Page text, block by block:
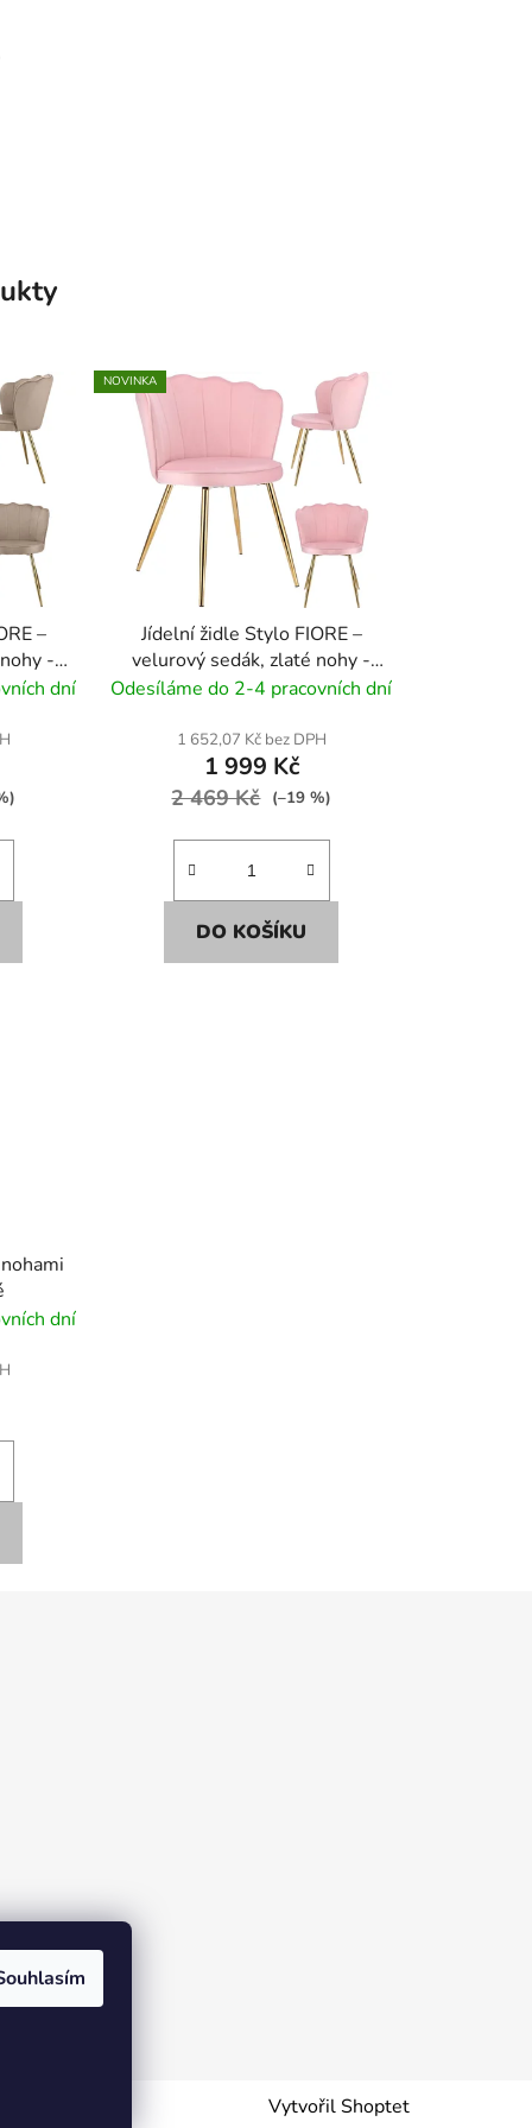
–
-
dní
NOVINKA
Jídelní židle Stylo FIORE –
velurový sedák, zlaté nohy -
růžové
Odesíláme do 2-4 pracovních dní
1 652,07 Kč bez DPH
1 999 Kč
2 469 Kč (–19 %)
DO KOŠÍKU
dní
Vytvořil Shoptet